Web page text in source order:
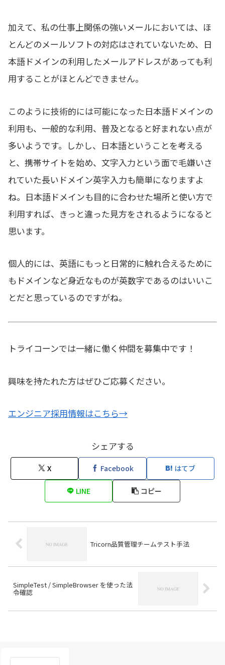
加えて、私の仕事上関係の強いメールにおいては、ほ
とんどのメールソフトの対応はされていないため、日
本語ドメインの利用したメールアドレスがあっても利
用することがほとんどできません。
このように技術的には可能になった日本語ドメインの
利用も、一般的な利用、普及となると好まれない点が
多いようです。しかし、日本語ということを考える
と、携帯サイトを始め、文字入力という面で毛嫌いさ
れていた長いドメイン英字入力も簡単になりますよ
ね。日本語ドメインも目的に合わせた場所と使い方で
利用すれば、きっと違った見方をされるようになると
思います。
個人的には、英語にもっと日常的に触れ合えるために
もドメインなど身近なものが英数字であるのはいいこ
とだと思っているのですがね。
トライコーンでは一緒に働く仲間を募集中です！
興味を持たれた方はぜひご応募ください。
エンジニア採用情報はこちら→
シェアする
X Facebook はてブ
LINE コピー
Tricorn品質管理チームテスト手法
SimpleTest / SimpleBrowser を使った法
令確認